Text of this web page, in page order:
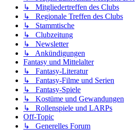
↳ Mitgliedertreffen des Clubs
↳ Regionale Treffen des Clubs
↳ Stammtische
↳ Clubzeitung
↳ Newsletter
↳ Ankündigungen
Fantasy und Mittelalter
↳ Fantasy-Literatur
↳ Fantasy-Filme und Serien
↳ Fantasy-Spiele
↳ Kostüme und Gewandungen
↳ Rollenspiele und LARPs
Off-Topic
↳ Generelles Forum